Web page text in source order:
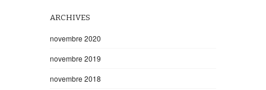
ARCHIVES
novembre 2020
novembre 2019
novembre 2018